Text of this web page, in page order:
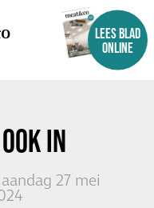
LEES BLAD
ONLINE
IN
27 mei